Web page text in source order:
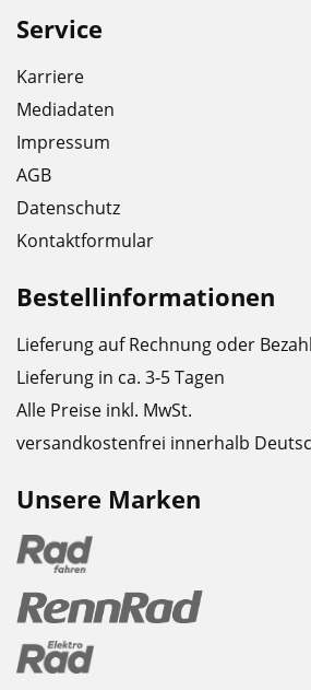
Service
Karriere
Mediadaten
Impressum
AGB
Datenschutz
Kontaktformular
Bestellinformationen
Lieferung auf Rechnung oder
Lieferung in ca. 3-5 Tagen
Alle Preise inkl. MwSt.
versandkostenfrei innerhalb
Unsere Marken